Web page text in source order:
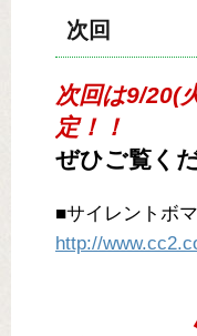
次回
次回は9/20(
定！！
ぜひご覧く
■サイレントボ
http://